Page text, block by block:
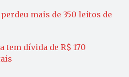
mais de 350 leitos de
tem dívida de R$ 170